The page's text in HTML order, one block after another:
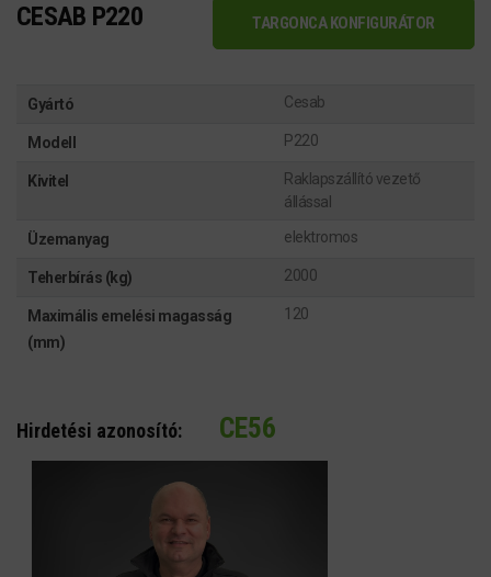
CESAB P220 TARGONCA KONFIGURÁTOR
Gyártó Cesab
Modell P220
Kivitel
Raklapszállító vezető
állással
Üzemanyag elektromos
Teherbírás (kg) 2000
Maximális emelési magasság
(mm)
120
Hirdetési azonosító: CE56